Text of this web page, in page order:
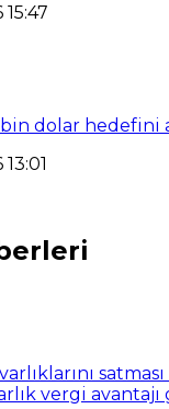
dolar hedefini
satması
vergi